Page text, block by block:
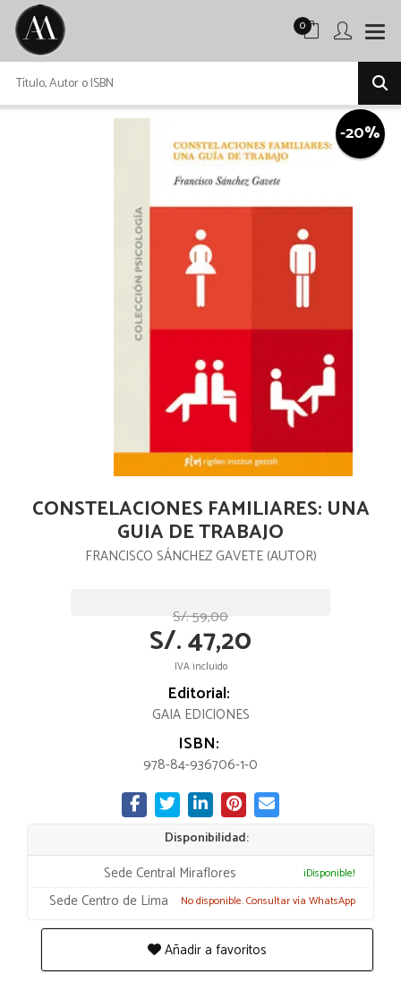
0
-20%
CONSTELACIONES FAMILIARES: UNA
GUIA DE TRABAJO
FRANCISCO SÁNCHEZ GAVETE (AUTOR)
S/. 59,00
S/. 47,20
IVA incluido
Editorial:
GAIA EDICIONES
ISBN:
978-84-936706-1-0
Disponibilidad:
Sede Central Miraflores ¡Disponible!
Sede Centro de Lima No disponible. Consultar vía WhatsApp
Añadir a favoritos